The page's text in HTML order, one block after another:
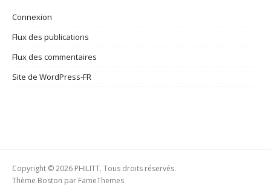
Connexion
Flux des publications
Flux des commentaires
Site de WordPress-FR
Copyright © 2026 PHILITT. Tous droits réservés.
Thème Boston par FameThemes